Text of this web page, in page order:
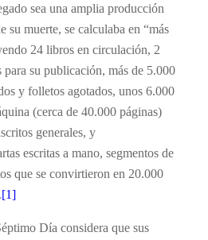
sea una amplia producción
su muerte, se calculaba en “más
24 libros en circulación, 2
su publicación, más de 5.000
y folletos agotados, unos 6.000
(cerca de 40.000 páginas)
generales, y
escritas a mano, segmentos de
que se convirtieron en 20.000
[1]
Día considera que sus